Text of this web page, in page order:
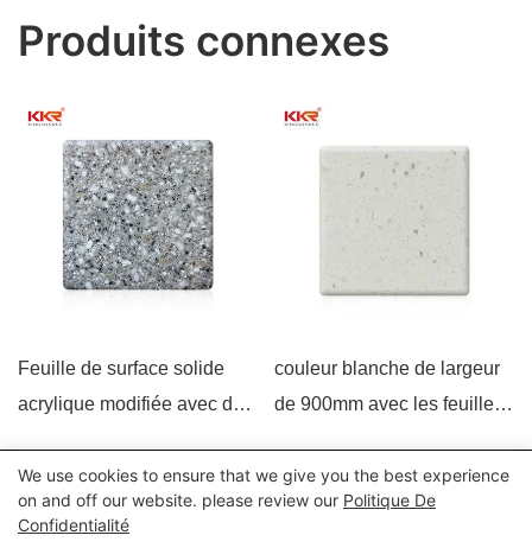
Produits connexes
Feuille de surface solide
acrylique modifiée avec de
couleur blanche de largeur
de 900mm avec les feuilles
solides KKR-M de
puces1815
Tous droits réservés © 2024 Kingkonree International China
Surface Industrial Co., Ltd |
We use cookies to ensure that we give you the best experience
on and off our website. please review our Politique De
Confidentialité